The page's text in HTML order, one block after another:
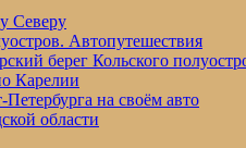
Северу
Автопутешествия
берег Кольского
Карелии
на своём авто
области